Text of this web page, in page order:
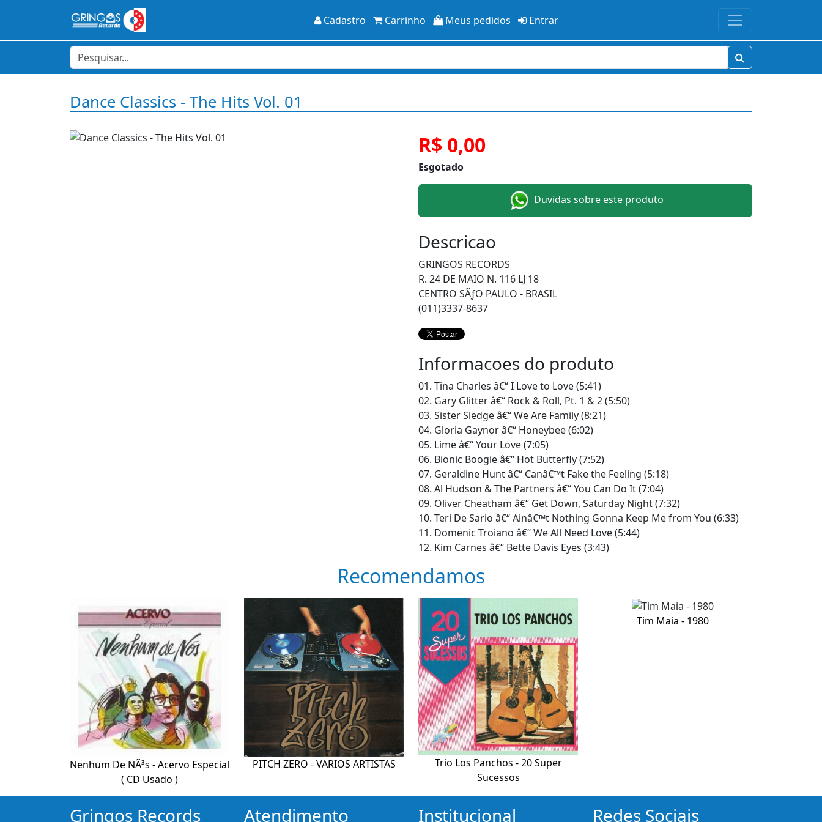
Cadastro Carrinho Meus pedidos Entrar
Dance Classics - The Hits Vol. 01
R$ 0,00
Esgotado
Duvidas sobre este produto
Descricao
GRINGOS RECORDS
R. 24 DE MAIO N. 116 LJ 18
CENTRO SÃƒO PAULO - BRASIL
(011)3337-8637
Informacoes do produto
01. Tina Charles â€“ I Love to Love (5:41)
02. Gary Glitter â€“ Rock & Roll, Pt. 1 & 2 (5:50)
03. Sister Sledge â€“ We Are Family (8:21)
04. Gloria Gaynor â€“ Honeybee (6:02)
05. Lime â€“ Your Love (7:05)
06. Bionic Boogie â€“ Hot Butterfly (7:52)
07. Geraldine Hunt â€“ Canâ€™t Fake the Feeling (5:18)
08. Al Hudson & The Partners â€“ You Can Do It (7:04)
09. Oliver Cheatham â€“ Get Down, Saturday Night (7:32)
10. Teri De Sario â€“ Ainâ€™t Nothing Gonna Keep Me from You (6:33)
11. Domenic Troiano â€“ We All Need Love (5:44)
12. Kim Carnes â€“ Bette Davis Eyes (3:43)
Recomendamos
Nenhum De NÃ³s - Acervo Especial
( CD Usado )
PITCH ZERO - VARIOS ARTISTAS
Trio Los Panchos - 20 Super
Sucessos
Tim Maia - 1980
Gringos Records Atendimento Institucional Redes Sociais